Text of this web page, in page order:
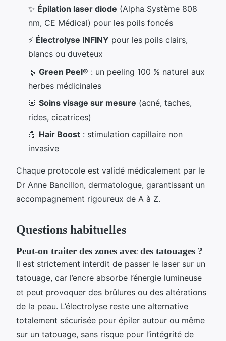
✨ Épilation laser diode (Alpha Système 808
nm, CE Médical) pour les poils foncés
⚡ Électrolyse INFINY pour les poils clairs,
blancs ou duveteux
🌿 Green Peel® : un peeling 100 % naturel aux
herbes médicinales
🌸 Soins visage sur mesure (acné, taches,
rides, cicatrices)
💪 Hair Boost : stimulation capillaire non
invasive
Chaque protocole est validé médicalement par le
Dr Anne Bancillon, dermatologue, garantissant un
accompagnement rigoureux de A à Z.
Questions habituelles
Peut-on traiter des zones avec des tatouages ?
Il est strictement interdit de passer le laser sur un
tatouage, car l’encre absorbe l’énergie lumineuse
et peut provoquer des brûlures ou des altérations
de la peau. L’électrolyse reste une alternative
totalement sécurisée pour épiler autour ou même
sur un tatouage, sans risque pour l’intégrité de